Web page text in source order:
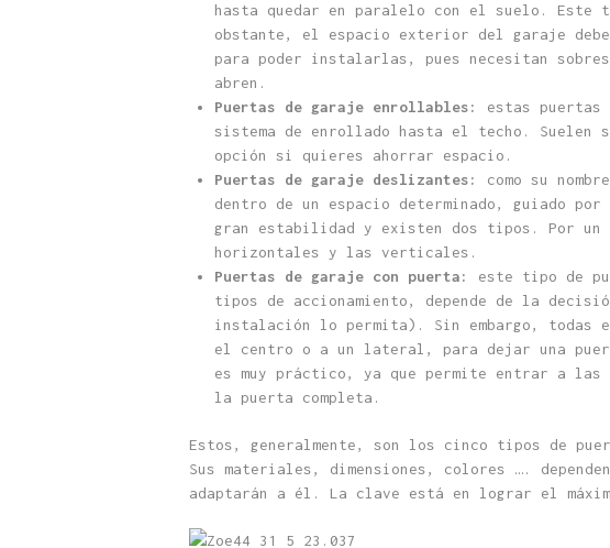
hasta quedar en paralelo con el suelo. Este
obstante, el espacio exterior del garaje
para poder instalarlas, pues necesitan
abren.
Puertas de garaje enrollables:
estas puertas
sistema de enrollado hasta el techo. Suelen
opción si quieres ahorrar espacio.
Puertas de garaje deslizantes:
como su
dentro de un espacio determinado, guiado
gran estabilidad y existen dos tipos. Por un
horizontales y las verticales.
Puertas de garaje con puerta:
este tipo de
tipos de accionamiento, depende de la
instalación lo permita). Sin embargo, todas
el centro o a un lateral, para dejar una
es muy práctico, ya que permite entrar a las
la puerta completa.
Estos, generalmente, son los cinco tipos de
Sus materiales, dimensiones, colores ….
adaptarán a él. La clave está en lograr el